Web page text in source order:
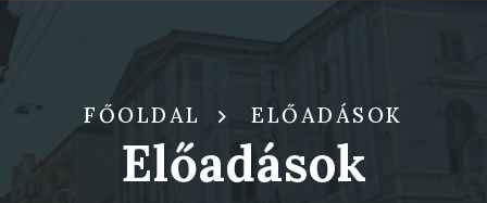
FŐOLDAL ELŐADÁSOK
Előadások